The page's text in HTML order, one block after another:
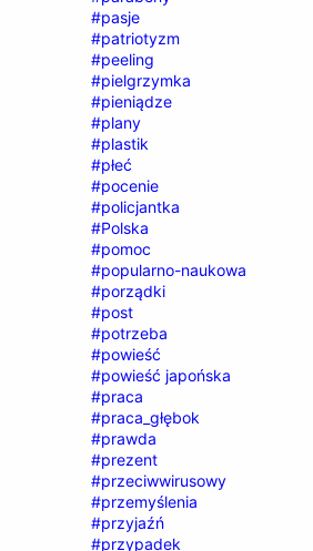
#pasje
#patriotyzm
#peeling
#pielgrzymka
#pieniądze
#plany
#plastik
#płeć
#pocenie
#policjantka
#Polska
#pomoc
#popularno-naukowa
#porządki
#post
#potrzeba
#powieść
#powieść japońska
#praca
#praca_głębok
#prawda
#prezent
#przeciwwirusowy
#przemyślenia
#przyjaźń
#przypadek